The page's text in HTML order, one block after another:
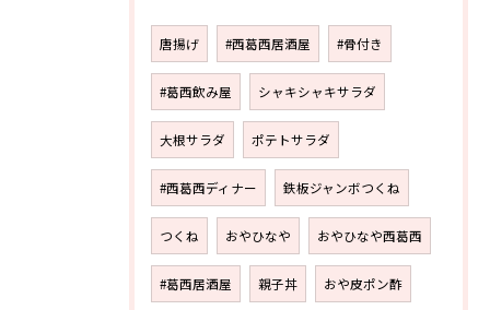
唐揚げ #西葛西居酒屋 #骨付き
#葛西飲み屋 シャキシャキサラダ
大根サラダ ポテトサラダ
#西葛西ディナー 鉄板ジャンボつくね
つくね おやひなや おやひなや西葛西
#葛西居酒屋 親子丼 おや皮ポン酢